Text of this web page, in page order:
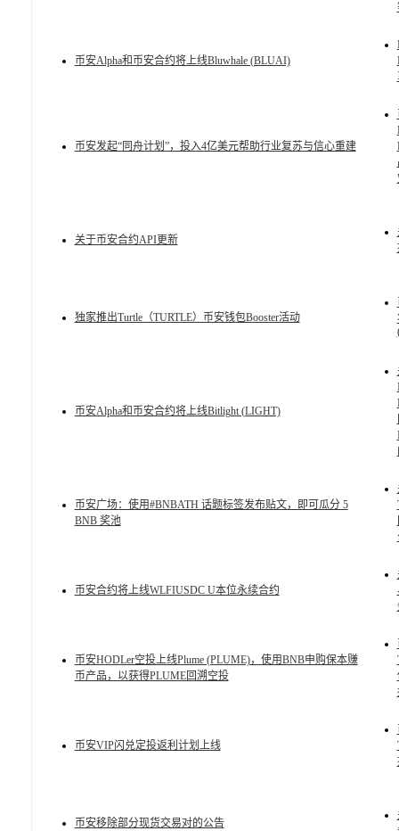
币安Alpha和币安合约将上线Bluwhale (BLUAI)
币安发起“同舟计划”，投入4亿美元帮助行业复苏与信心重建
关于币安合约API更新
独家推出Turtle（TURTLE）币安钱包Booster活动
币安Alpha和币安合约将上线Bitlight (LIGHT)
币安广场：使用#BNBATH 话题标签发布贴文，即可瓜分 5
BNB 奖池
币安合约将上线WLFIUSDC U本位永续合约
币安HODLer空投上线Plume (PLUME)，使用BNB申购保本赚
币产品，以获得PLUME回溯空投
币安VIP闪兑定投返利计划上线
币安移除部分现货交易对的公告